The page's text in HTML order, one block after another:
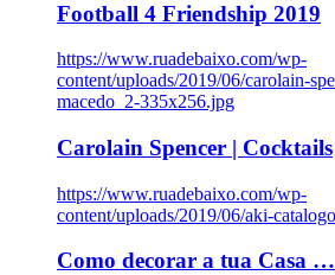
Football 4 Friendship 2019
https://www.ruadebaixo.com/wp-
content/uploads/2019/06/carolain-
macedo_2-335x256.jpg
Carolain Spencer | Cocktails
https://www.ruadebaixo.com/wp-
content/uploads/2019/06/aki-
Como decorar a tua Casa …